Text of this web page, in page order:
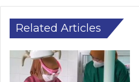
Related Articles